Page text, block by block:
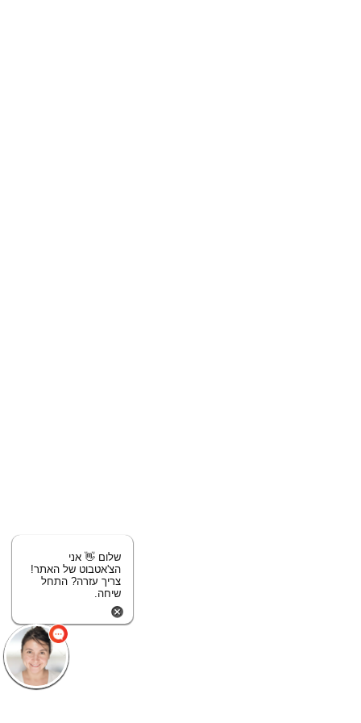
שלום 👋 אני
הצ'אטבוט של האתר!
צריך עזרה? התחל
שיחה.